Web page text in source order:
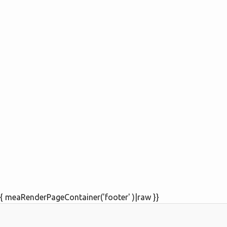
{ meaRenderPageContainer('footer' )|raw }}